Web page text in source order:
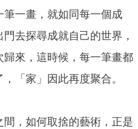
一畫，就如同每一個成
去探尋成就自己的世界，
來，這時候，每一筆畫都
「家」因此再度聚合。
，如何取捨的藝術，正是